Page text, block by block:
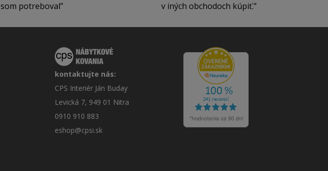
som potreboval
v iných obchodoch kúpiť.
kontaktujte nás:
CPS Interiér Ján Buday
Levická 7, 949 01 Nitra
0910 910 883
eshop@cpsi.sk